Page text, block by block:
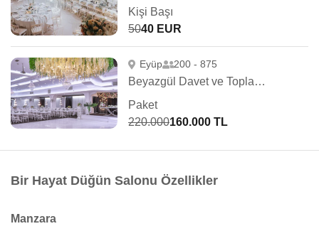
Kişi Başı
5040 EUR
Eyüp 200 - 875
Beyazgül Davet ve Toplantı Merkezi
Paket
220.000160.000 TL
Bir Hayat Düğün Salonu Özellikler
Manzara